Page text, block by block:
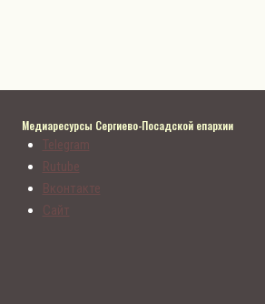
Медиаресурсы Сергиево-Посадской епархии
Telegram
Rutube
Вконтакте
Сайт